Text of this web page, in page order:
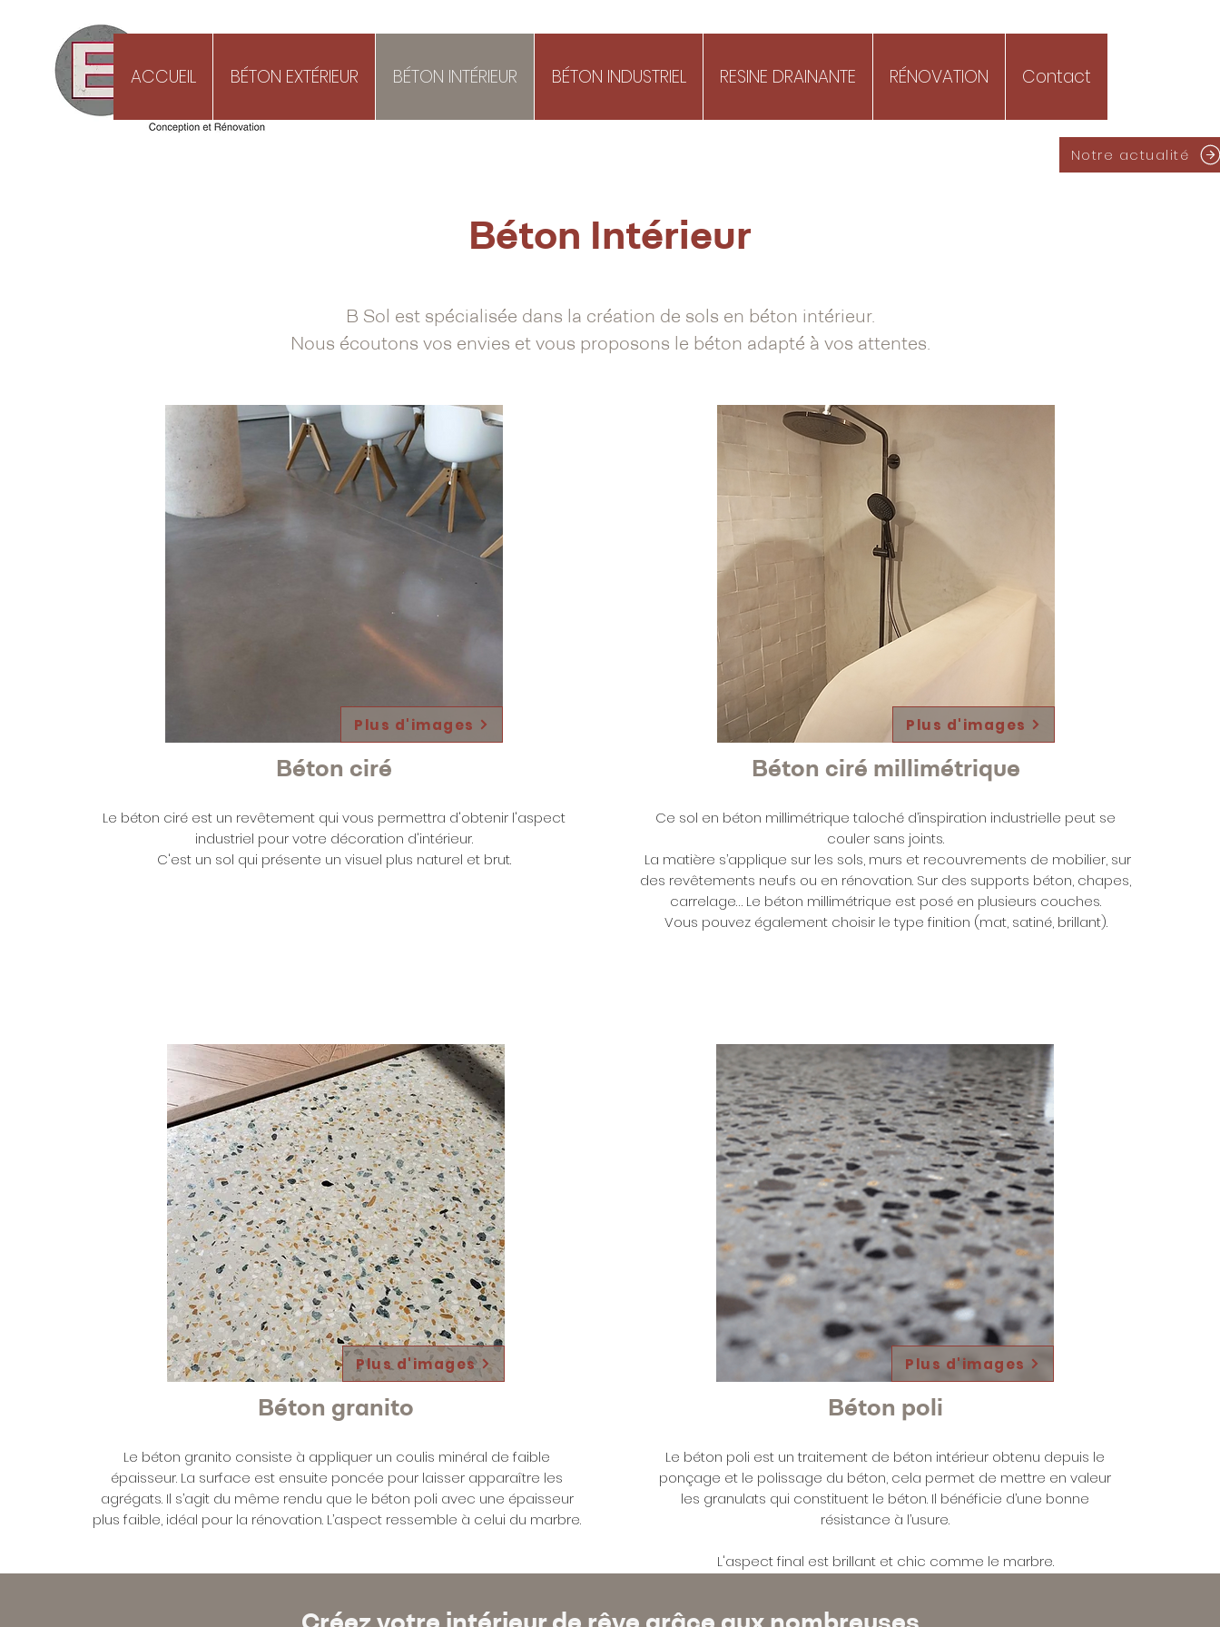
ACCUEIL BÉTON EXTÉRIEUR BÉTON INTÉRIEUR BÉTON INDUSTRIEL RESINE DRAINANTE RÉNOVATION Contact
Notre actualité
Béton Intérieur
B Sol est spécialisée dans la création de sols en béton intérieur.
Nous écoutons vos envies et vous proposons le béton adapté à vos attentes.
Plus d'images
Béton ciré
Le béton ciré est un revêtement qui vous permettra d'obtenir l'aspect
industriel pour votre décoration d'intérieur.
C'est un sol qui présente un visuel plus naturel et brut.
Plus d'images
Béton ciré millimétrique
Ce sol en béton millimétrique taloché d’inspiration industrielle peut se
couler sans joints.
La matière s’applique sur les sols, murs et recouvrements de mobilier, sur
des revêtements neufs ou en rénovation. Sur des supports béton, chapes,
carrelage… Le béton millimétrique est posé en plusieurs couches.
Vous pouvez également choisir le type finition (mat, satiné, brillant).
Plus d'images
Béton granito
Le béton granito consiste à appliquer un coulis minéral de faible
épaisseur. La surface est ensuite poncée pour laisser apparaître les
agrégats. Il s’agit du même rendu que le béton poli avec une épaisseur
plus faible, idéal pour la rénovation. L’aspect ressemble à celui du marbre.
Plus d'images
Béton poli
Le béton poli est un traitement de béton intérieur obtenu depuis le
ponçage et le polissage du béton, cela permet de mettre en valeur
les granulats qui constituent le béton. Il bénéficie d’une bonne
résistance à l’usure.
L'aspect final est brillant et chic comme le marbre.